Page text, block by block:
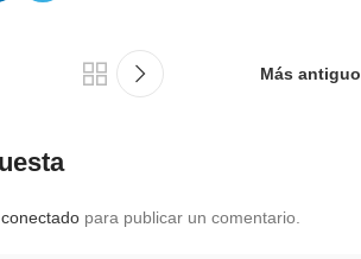
Más antiguo
conectado para publicar un comentario.